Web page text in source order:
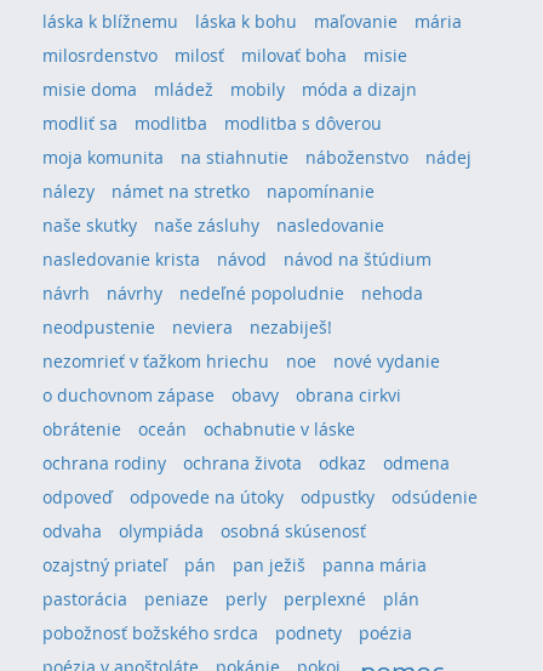
láska k blížnemu láska k bohu maľovanie
mária
milosrdenstvo
milosť milovať boha
misie
misie doma
mládež mobily
móda a dizajn
modliť sa
modlitba
modlitba s dôverou
moja komunita
na stiahnutie náboženstvo
nádej
nálezy
námet na stretko
napomínanie
naše skutky
naše zásluhy
nasledovanie
nasledovanie krista
návod
návod na štúdium
návrh
návrhy nedeľné popoludnie
nehoda
neodpustenie
neviera
nezabiješ!
nezomrieť v ťažkom hriechu
noe
nové vydanie
o duchovnom zápase
obavy
obrana cirkvi
obrátenie
oceán
ochabnutie v láske
ochrana rodiny
ochrana života odkaz
odmena
odpoveď
odpovede na útoky odpustky
odsúdenie
odvaha
olympiáda
osobná skúsenosť
ozajstný priateľ
pán pan ježiš
panna mária
pastorácia
peniaze perly perplexné
plán
pobožnosť božského srdca
podnety
poézia